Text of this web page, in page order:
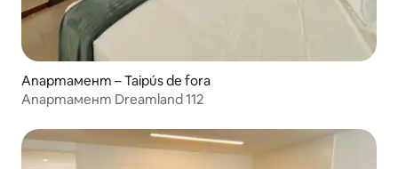
Апартамент – Taipús de fora
Апартамент Dreamland 112